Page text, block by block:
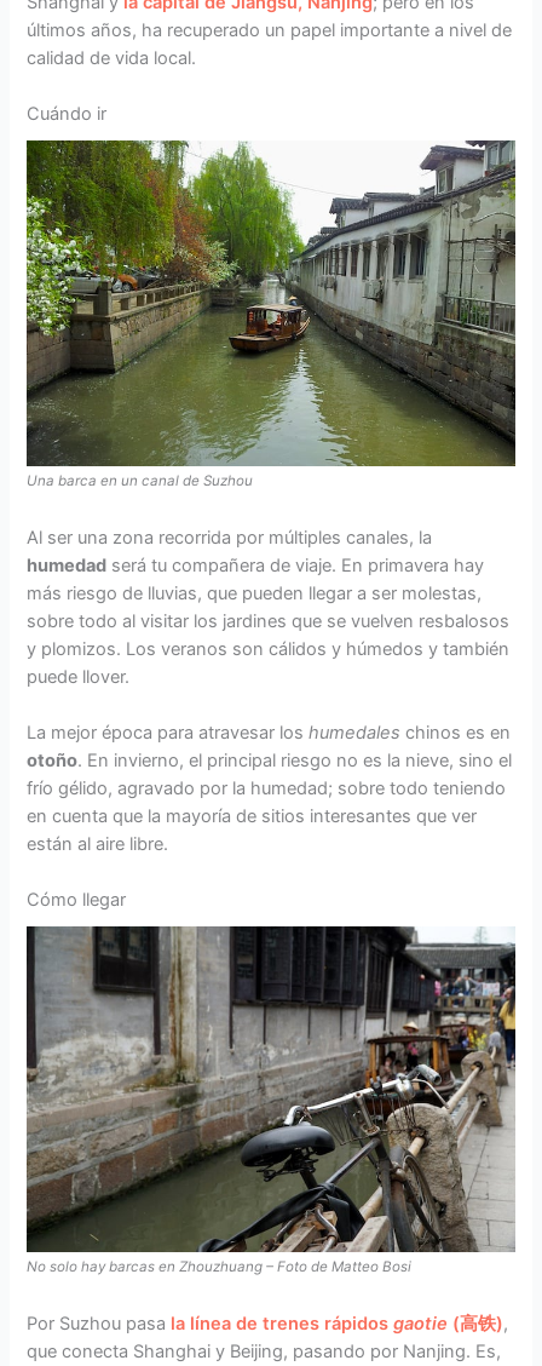
últimos años, ha recuperado un papel importante a nivel de
calidad de vida local.
Cuándo ir
Una barca en un canal de Suzhou
Al ser una zona recorrida por múltiples canales, la
humedad será tu compañera de viaje. En primavera hay
más riesgo de lluvias, que pueden llegar a ser molestas,
sobre todo al visitar los jardines que se vuelven resbalosos
y plomizos. Los veranos son cálidos y húmedos y también
puede llover.
La mejor época para atravesar loshumedales chinos es en
otoño. En invierno, el principal riesgo no es la nieve, sino el
frío gélido, agravado por la humedad; sobre todo teniendo
en cuenta que la mayoría de sitios interesantes que ver
están al aire libre.
Cómo llegar
No solo hay barcas en Zhouzhuang – Foto de Matteo Bosi
Por Suzhou pasa la línea de trenes rápidosgaotie (高铁),
que conecta Shanghai y Beijing, pasando por Nanjing. Es,